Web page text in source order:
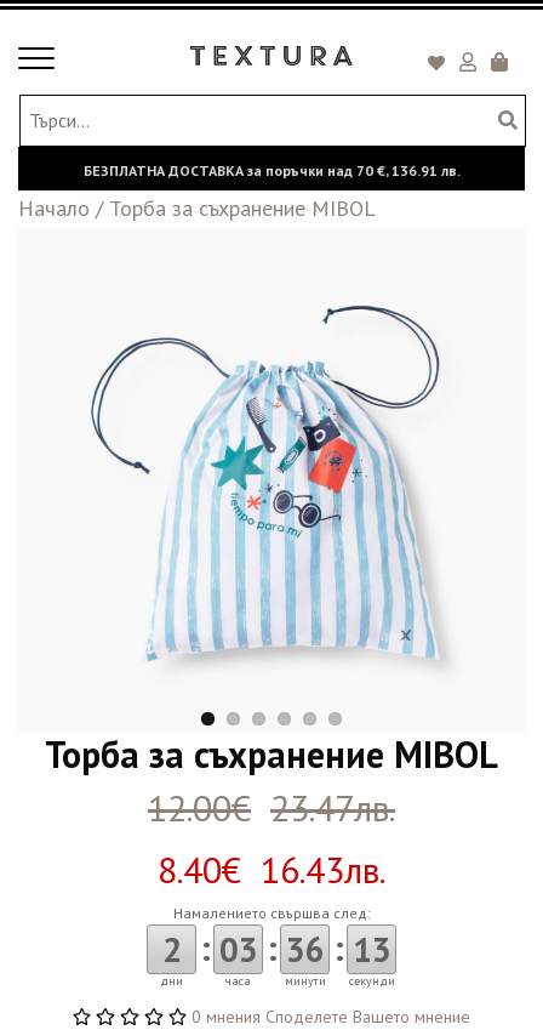
Toggle
БЕЗПЛАТНА ДОСТАВКА за поръчки над 70 €,136.91 лв.
Начало / Торба за съхранение MIBOL
Торба за съхранение MIBOL
12.00€ 23.47лв.
8.40€ 16.43лв.
Намалението свършва след:
2
дни
: 03
часа
: 36
минути
: 12
секунди
0 мнения Споделете Вашето мнение